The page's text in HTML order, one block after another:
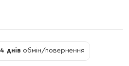
днів обмін/повернення